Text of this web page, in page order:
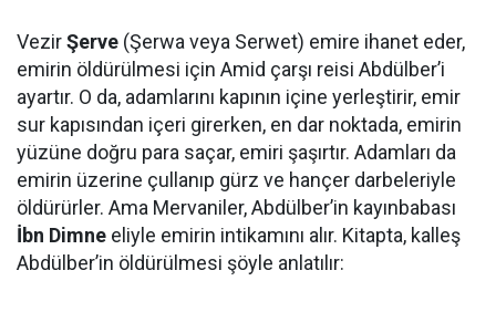
VezirŞerve (Şerwa veya Serwet) emire ihanet eder,
emirin öldürülmesi için Amid çarşı reisi Abdülber’i
ayartır. O da, adamlarını kapının içine yerleştirir, emir
sur kapısından içeri girerken, en dar noktada, emirin
yüzüne doğru para saçar, emiri şaşırtır. Adamları da
emirin üzerine çullanıp gürz ve hançer darbeleriyle
öldürürler. Ama Mervaniler, Abdülber’in kayınbabası
İbn Dimne eliyle emirin intikamını alır. Kitapta, kalleş
Abdülber’in öldürülmesi şöyle anlatılır: